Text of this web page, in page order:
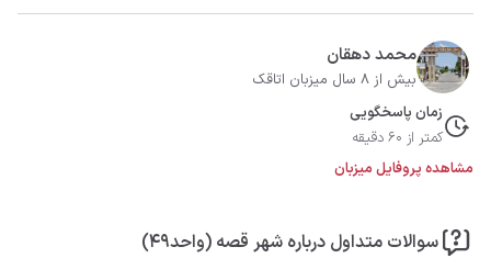
محمد دهقان
بیش از 8 سال میزبان اتاقک
زمان پاسخگویی
کمتر از 60 دقیقه
مشاهده پروفایل میزبان
سوالات متداول درباره شهر قصه (واحد۴۹)